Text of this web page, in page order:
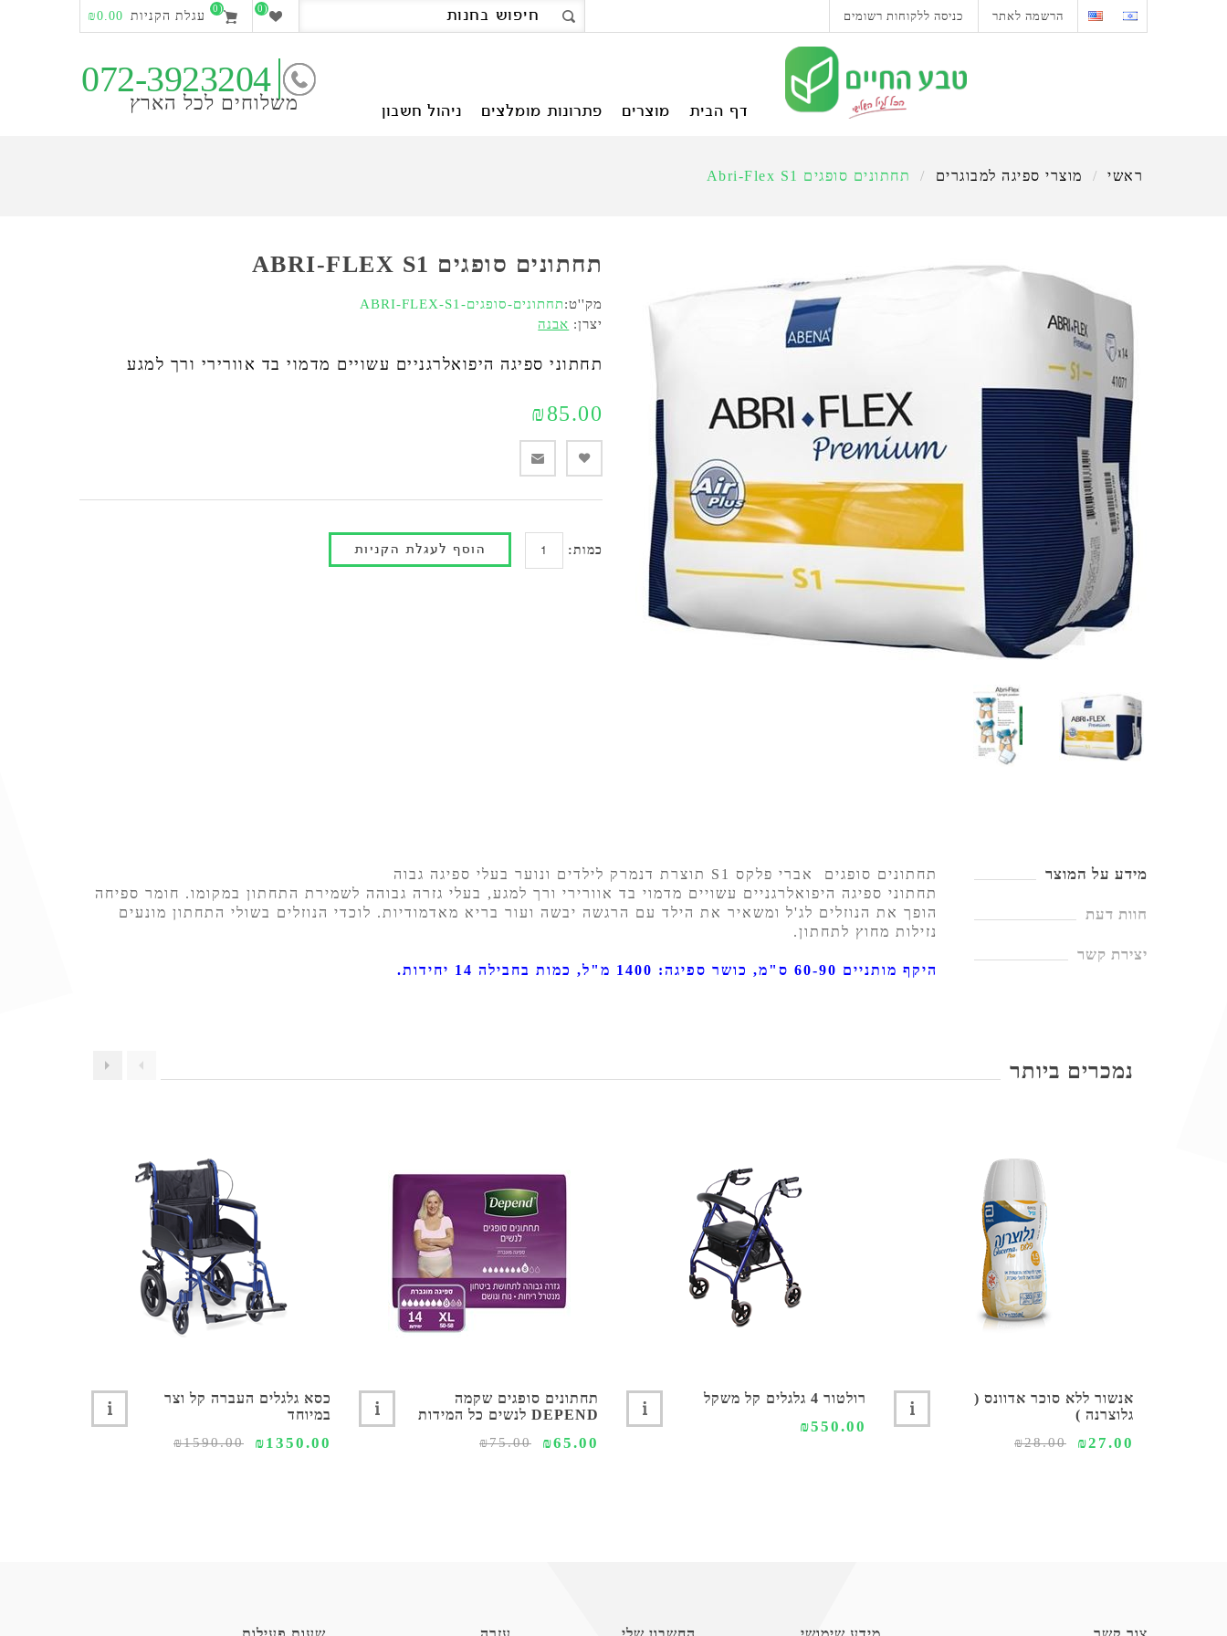
הרשמה לאתר כניסה ללקוחות רשומים
(0)
(0)
עגלת הקניות ₪0.00
דף הבית מוצרים פתרונות מומלצים ניהול חשבון
072-3923204
משלוחים לכל הארץ
ראשי / מוצרי ספיגה למבוגרים / תחתונים סופגים Abri-Flex S1
תחתונים סופגים ABRI-FLEX S1
מק''ט:תחתונים-סופגים-ABRI-FLEX-S1
יצרן: אבנה
תחתוני ספיגה היפואלרגניים עשויים מדמוי בד אוורירי ורך למגע
₪85.00
כמות:
מידע על המוצר
חוות דעת
יצירת קשר
תחתונים סופגים אברי פלקס S1 תוצרת דנמרק לילדים ונוער בעלי ספיגה גבוה
תחתוני ספיגה היפואלרגניים עשויים מדמוי בד אוורירי ורך למגע, בעלי גזרה גבוהה לשמירת התחתון במקומו. חומר ספיחה
הופך את הנוזלים לג'ל ומשאיר את הילד עם הרגשה יבשה ועור בריא מאדמודיות. לוכדי הנוזלים בשולי התחתון מונעים
נזילות מחוץ לתחתון.
היקף מותניים 60-90 ס"מ, כושר ספיגה: 1400 מ"ל, כמות בחבילה 14 יחידות.
נמכרים ביותר
אנשור ללא סוכר אדוונס (
גלוצרנה )
₪27.00
₪28.00
רולטור 4 גלגלים קל משקל
₪550.00
תחתונים סופגים שקמה
DEPEND לנשים כל המידות
₪65.00
₪75.00
כסא גלגלים העברה קל וצר
במיוחד
₪1350.00
₪1590.00